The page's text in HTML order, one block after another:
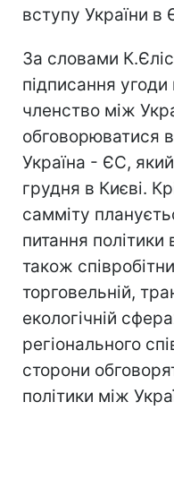
вступу України в
За словами
підписання
членство між
обговорюватися
Україна - ЄС,
грудня в Києві.
самміту
питання політики
також
торговельній,
екологічній
регіонального
сторони
політики між